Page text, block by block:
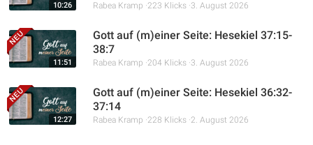
10:26 Rabea Kramp 223 Klicks 3. August 2026
11:51
Gott auf (m)einer Seite: Hesekiel 37:15-
38:7
Rabea Kramp 204 Klicks 3. August 2026
12:27
Gott auf (m)einer Seite: Hesekiel 36:32-
37:14
Rabea Kramp 228 Klicks 2. August 2026